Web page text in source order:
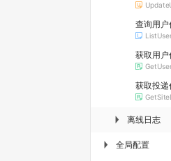
查询用
获取用
获取投递
▶ 离线日志
▶ 全局配置